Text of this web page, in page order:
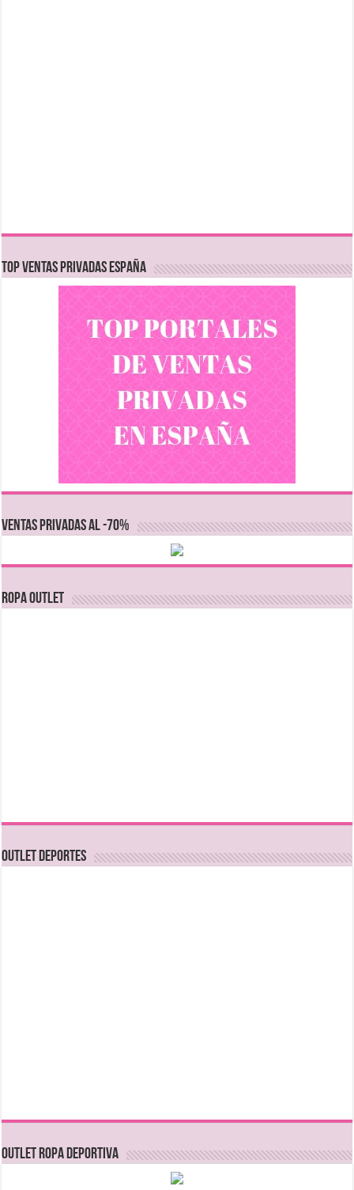
TOP VENTAS PRIVADAS ESPAÑA
VENTAS PRIVADAS AL -70%
Ropa Outlet
OUTLET DEPORTES
OUTLET ROPA DEPORTIVA